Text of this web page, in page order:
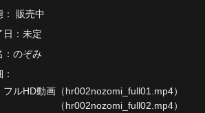
： 販売中
日：未定
のぞみ
フルHD動画（hr002nozomi_full01.mp4）
（hr002nozomi_full02.mp4）